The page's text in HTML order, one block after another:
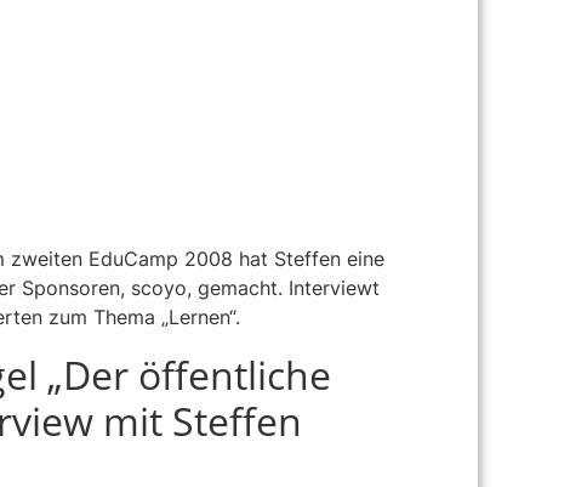
zweiten EduCamp 2008 hat Steffen eine
Sponsoren, scoyo, gemacht. Interviewt
zum Thema „Lernen“.
„Der öffentliche
mit Steffen